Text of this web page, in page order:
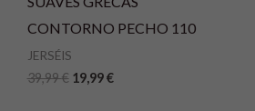
CONTORNO PECHO 110
JERSÉIS
39,99€ 19,99€